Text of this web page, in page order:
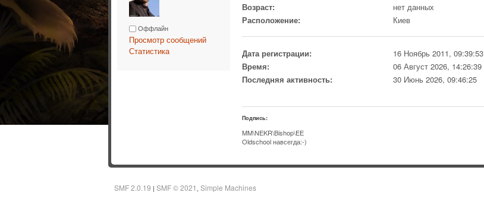
Оффлайн
Просмотр сообщений
Статистика
Возраст:
нет данных
Расположение:
Киев
Дата регистрации:
16 Ноябрь 2011, 09:39:53
Время:
06 Август 2026, 14:26:39
Последняя активность:
30 Июнь 2026, 09:46:25
Подпись:
MM\NEKR\Bishop\EE
Oldschool навсегда:-)
SMF 2.0.19 SMF © 2021 Simple Machines